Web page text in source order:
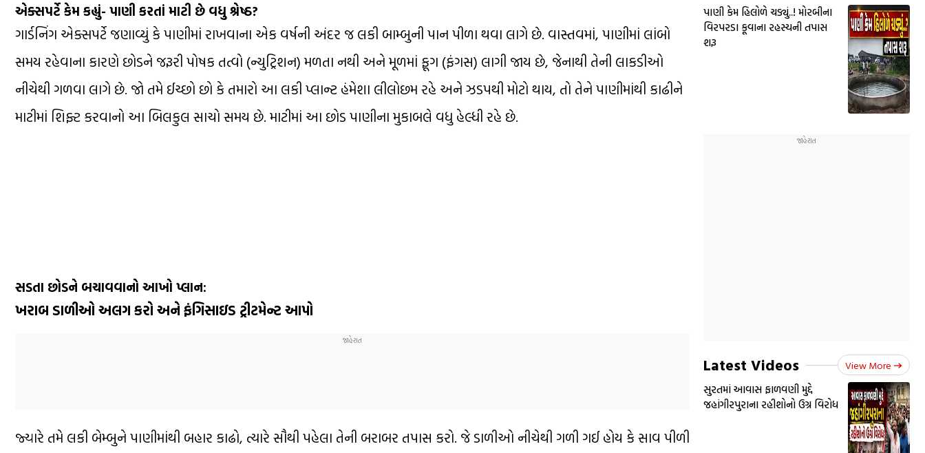
એક્સપર્ટે કેમ કહ્યું- પાણી કરતાં માટી છે વધુ શ્રેષ્ઠ?
ગાર્ડનિંગ એક્સપર્ટે જણાવ્યું કે પાણીમાં રાખવાના એક વર્ષની અંદર જ લકી બામ્બુની પાન પીળા થવા લાગે છે. વાસ્તવમાં, પાણીમાં લાંબો
સમય રહેવાના કારણે છોડને જરૂરી પોષક તત્વો (ન્યુટ્રિશન) મળતા નથી અને મૂળમાં ફૂગ (ફંગસ) લાગી જાય છે, જેનાથી તેની લાકડીઓ
નીચેથી ગળવા લાગે છે. જો તમે ઈચ્છો છો કે તમારો આ લકી પ્લાન્ટ હંમેશા લીલોછમ રહે અને ઝડપથી મોટો થાય, તો તેને પાણીમાંથી કાઢીને
માટીમાં શિફ્ટ કરવાનો આ બિલકુલ સાચો સમય છે. માટીમાં આ છોડ પાણીના મુકાબલે વધુ હેલ્ધી રહે છે.
સડતા છોડને બચાવવાનો આખો પ્લાન:
ખરાબ ડાળીઓ અલગ કરો અને ફંગિસાઇડ ટ્રીટમેન્ટ આપો
જ્યારે તમે લકી બેમ્બુને પાણીમાંથી બહાર કાઢો, ત્યારે સૌથી પહેલા તેની બરાબર તપાસ કરો. જે ડાળીઓ નીચેથી ગળી ગઈ હોય કે સાવ પીળી
પાણી કેમ હિલોળે ચડ્યું..! મોરબીના
વિરપરડા કૂવાના રહસ્યની તપાસ
શરૂ
Latest Videos View More
સુરતમાં આવાસ ફાળવણી મુદ્દે
જહાંગીરપુરાના રહીશોનો ઉગ્ર વિરોધ